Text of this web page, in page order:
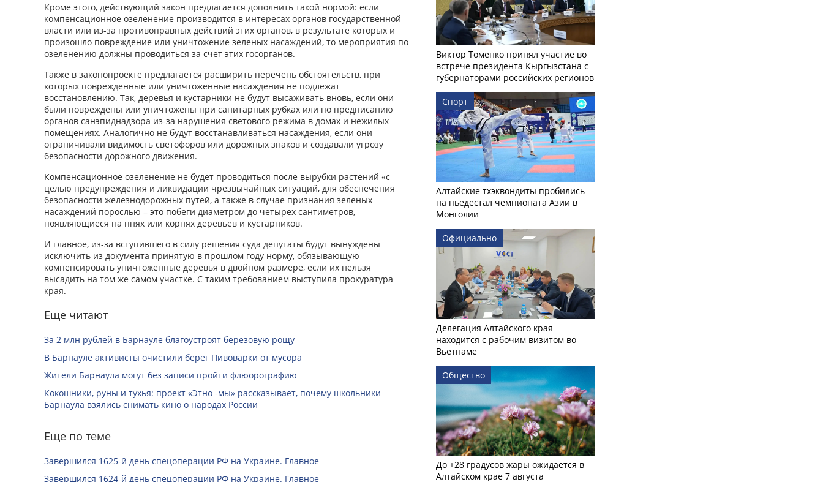
Кроме этого, действующий закон предлагается дополнить такой нормой: если
компенсационное озеленение производится в интересах органов государственной
власти или из-за противоправных действий этих органов, в результате которых и
произошло повреждение или уничтожение зеленых насаждений, то мероприятия по
озеленению должны проводиться за счет этих госорганов.
Также в законопроекте предлагается расширить перечень обстоятельств, при
которых поврежденные или уничтоженные насаждения не подлежат
восстановлению. Так, деревья и кустарники не будут высаживать вновь, если они
были повреждены или уничтожены при санитарных рубках или по предписанию
органов санэпиднадзора из-за нарушения светового режима в домах и нежилых
помещениях. Аналогично не будут восстанавливаться насаждения, если они
ограничивали видимость светофоров или дорожных знаков и создавали угрозу
безопасности дорожного движения.
Компенсационное озеленение не будет проводиться после вырубки растений «с
целью предупреждения и ликвидации чрезвычайных ситуаций, для обеспечения
безопасности железнодорожных путей, а также в случае признания зеленых
насаждений порослью – это побеги диаметром до четырех сантиметров,
появляющиеся на пнях или корнях деревьев и кустарников.
И главное, из-за вступившего в силу решения суда депутаты будут вынуждены
исключить из документа принятую в прошлом году норму, обязывающую
компенсировать уничтоженные деревья в двойном размере, если их нельзя
высадить на том же самом участке. С таким требованием выступила прокуратура
края.
Еще читают
За 2 млн рублей в Барнауле благоустроят березовую рощу
В Барнауле активисты очистили берег Пивоварки от мусора
Жители Барнаула могут без записи пройти флюорографию
Кокошники, руны и тухья: проект «Этно -мы» рассказывает, почему школьники
Барнаула взялись снимать кино о народах России
Еще по теме
Завершился 1625-й день спецоперации РФ на Украине. Главное
Завершился 1624-й день спецоперации РФ на Украине. Главное
Виктор Томенко принял участие во
встрече президента Кыргызстана с
губернаторами российских регионов
Спорт
Алтайские тхэквондиты пробились
на пьедестал чемпионата Азии в
Монголии
Официально
Делегация Алтайского края
находится с рабочим визитом во
Вьетнаме
Общество
До +28 градусов жары ожидается в
Алтайском крае 7 августа